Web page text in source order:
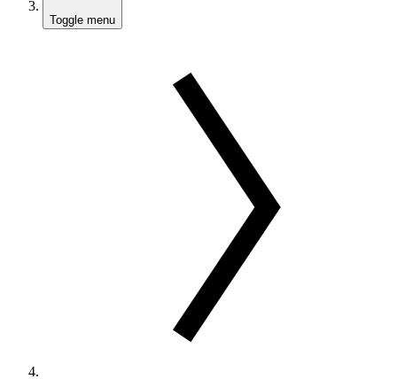
Toggle menu